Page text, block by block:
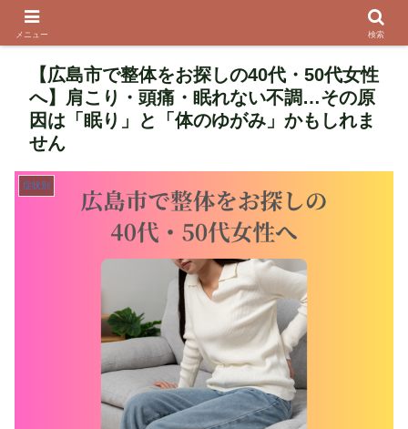
【広島市で整体をお探しの40代・50代女性
へ】肩こり・頭痛・眠れない不調…その原
因は「眠り」と「体のゆがみ」かもしれま
せん
症状別
メニュー 検索